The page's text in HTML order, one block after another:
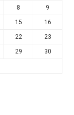
8 9
15 16
22 23
29 30